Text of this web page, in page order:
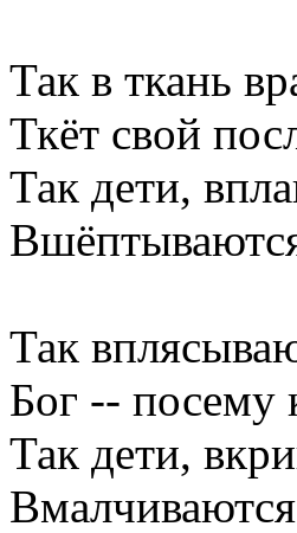
Так в ткань
Ткёт свой
Так дети,
Так
Бог -- посему
Так дети,